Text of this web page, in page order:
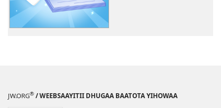
JW.ORG® / WEEBSAAYITII DHUGAA BAATOTA YIHOWAA